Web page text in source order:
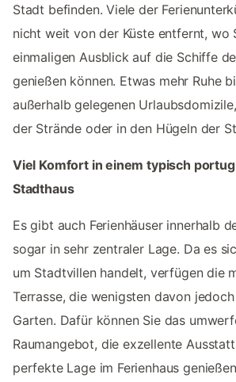
Stadt befinden. Viele der
nicht weit von der Küste entfernt, wo
einmaligen Ausblick auf die Schiffe
genießen können. Etwas mehr Ruhe
außerhalb gelegenen
der Strände oder in den Hügeln der
Viel Komfort in einem typisch
Stadthaus
Es gibt auch Ferienhäuser innerhalb
sogar in sehr zentraler Lage. Da es
um Stadtvillen handelt, verfügen die
Terrasse, die wenigsten davon
Garten. Dafür können Sie das
Raumangebot, die exzellente
perfekte Lage im Ferienhaus